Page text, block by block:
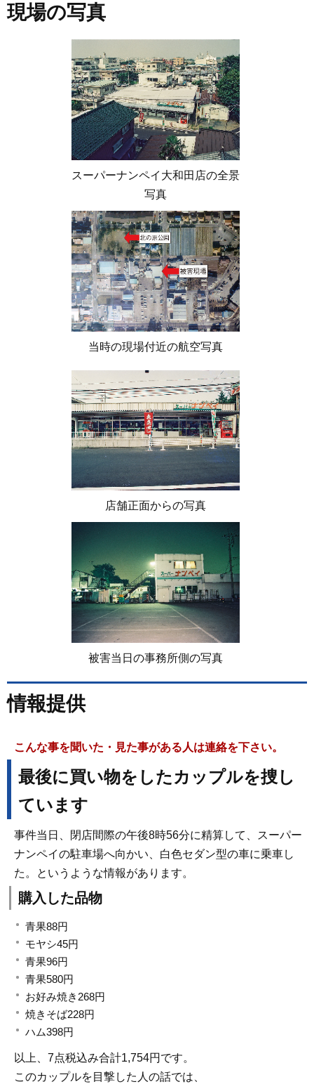
現場の写真
スーパーナンペイ大和田店の全景
写真
当時の現場付近の航空写真
店舗正面からの写真
被害当日の事務所側の写真
情報提供
こんな事を聞いた・見た事がある人は連絡を下さい。
最後に買い物をしたカップルを捜し
ています
事件当日、閉店間際の午後8時56分に精算して、スーパー
ナンペイの駐車場へ向かい、白色セダン型の車に乗車し
た。というような情報があります。
購入した品物
青果88円
モヤシ45円
青果96円
青果580円
お好み焼き268円
焼きそば228円
ハム398円
以上、7点税込み合計1,754円です。
このカップルを目撃した人の話では、